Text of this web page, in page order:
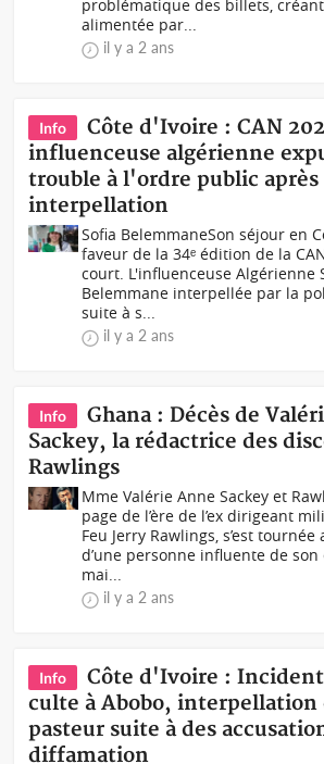
problématique des billets,
alimentée par...
il y a 2 ans
Info
Côte d'Ivoire : CAN
influenceuse algérienne
trouble à l'ordre public après
interpellation
Sofia BelemmaneSon séjour en
faveur de la 34ᵉ édition de la
court. L'influenceuse Algérienne
Belemmane interpellée par la
suite à s...
il y a 2 ans
Info
Ghana : Décès de
Sackey, la rédactrice des
Rawlings
Mme Valérie Anne Sackey et
page de l’ère de l’ex dirigeant
Feu Jerry Rawlings, s’est tournée
d’une personne influente de son
mai...
il y a 2 ans
Info
Côte d'Ivoire :
culte à Abobo,
pasteur suite à des
diffamation